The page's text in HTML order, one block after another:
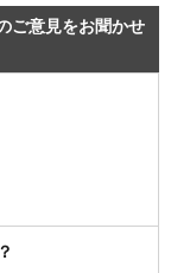
ご意見をお聞かせ